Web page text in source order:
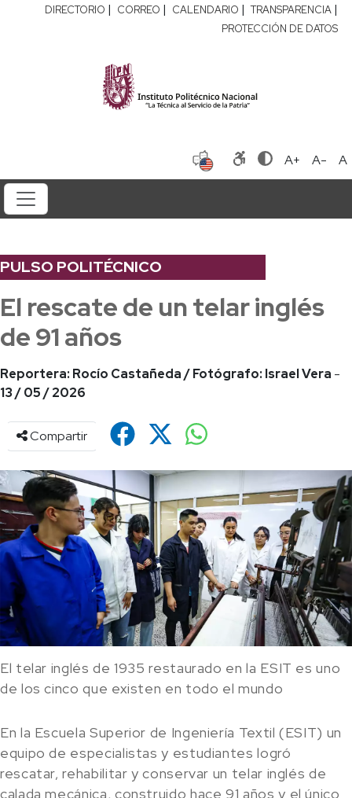
DIRECTORIO | CORREO | CALENDARIO | TRANSPARENCIA |
PROTECCIÓN DE DATOS
A+ A- A
PULSO POLITÉCNICO
El rescate de un telar inglés
de 91 años
Reportera: Rocío Castañeda / Fotógrafo: Israel Vera -
13 / 05 / 2026
Compartir
El telar inglés de 1935 restaurado en la ESIT es uno
de los cinco que existen en todo el mundo
En la Escuela Superior de Ingeniería Textil (ESIT) un
equipo de especialistas y estudiantes logró
rescatar, rehabilitar y conservar un telar inglés de
calada mecánica, construido hace 91 años y el único